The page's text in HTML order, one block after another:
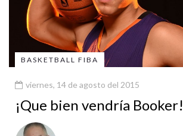
BASKETBALL FIBA
viernes, 14 de agosto del 2015
¡Que bien vendría Booker!